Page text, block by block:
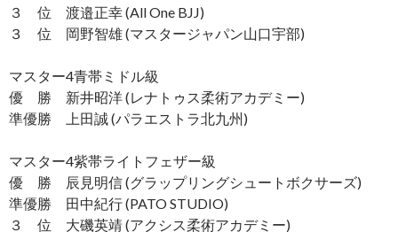
３ 位 渡邉正幸 (All One BJJ)
３ 位 岡野智雄 (マスタージャパン山口宇部)
マスター4青帯ミドル級
優 勝 新井昭洋 (レナトゥス柔術アカデミー)
準優勝 上田誠 (パラエストラ北九州)
マスター4紫帯ライトフェザー級
優 勝 辰見明信 (グラップリングシュートボクサーズ)
準優勝 田中紀行 (PATO STUDIO)
３ 位 大磯英靖 (アクシス柔術アカデミー)